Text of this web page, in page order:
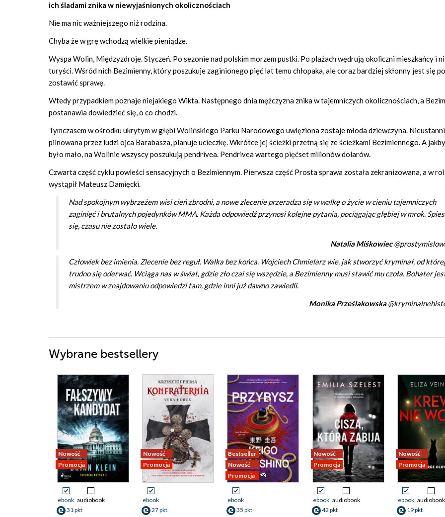
ich śladami znika w niewyjaśnionych okolicznościach
Nie ma nic ważniejszego niż rodzina.
Chyba że w grę wchodzą wielkie pieniądze.
Wyspa Wolin, Międzyzdroje. Styczeń. Po sezonie nad polskim morzem pustki. Po plażach wędrują okoliczni mieszkańcy i
turyści. Wśród nich Bezimienny, który poszukuje zaginionego pięć lat temu chłopaka, ale coraz bardziej skłonny jest się
zostawić sprawę.
Wtedy przypadkiem poznaje niejakiego Wikta. Następnego dnia mężczyzna znika w tajemniczych okolicznościach, a
postanawia dowiedzieć się, o co chodzi.
Tymczasem w ośrodku ukrytym w głębi Wolińskiego Parku Narodowego uwięziona zostaje młoda dziewczyna.
pilnowana przez ludzi ojca Barabasza, planuje ucieczkę. Wkrótce jej ścieżki przetną się ze ścieżkami Bezimiennego. A
było mało, na Wolinie wszyscy poszukują pendrivea. Pendrivea wartego pięćset milionów dolarów.
Czwarta część cyklu powieści sensacyjnych o Bezimiennym. Pierwsza część Prosta sprawa została zekranizowana, a w
wystąpił Mateusz Damięcki.
Nad spokojnym wybrzeżem wisi cień zbrodni, a nowe zlecenie przeradza się w walkę o życie w cieniu tajemniczych
zaginięć i brutalnych pojedynków MMA. Każda odpowiedź przynosi kolejne pytania, pociągając głębiej w mrok.
się, czasu nie zostało wiele.
Natalia Miśkowiec
Człowiek bez imienia. Zlecenie bez reguł. Walka bez końca. Wojciech Chmielarz wie, jak stworzyć kryminał, od
trudno się oderwać. Wciąga nas w świat, gdzie zło czai się wszędzie, a Bezimienny musi stawić mu czoła. Bohater
mistrzem w znajdowaniu odpowiedzi tam, gdzie inni już dawno zawiedli.
Monika Prześlakowska
Wybrane bestsellery
Nowość
Promocja
ebook audiobook
31 pkt
Nowość
Promocja
ebook
27 pkt
Bestseller
Nowość
Promocja
ebook
35 pkt
Nowość
Promocja
ebook audiobook
42 pkt
Nowość
Promocja
ebook audiobook
19 pkt